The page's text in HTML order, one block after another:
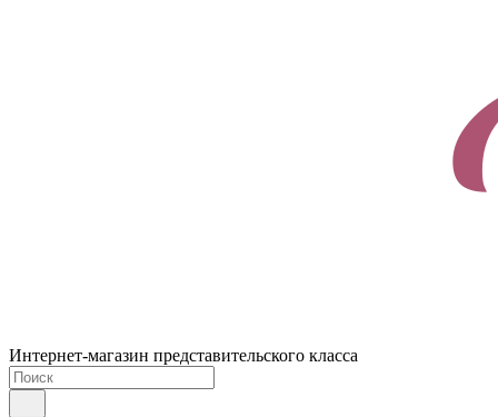
Интернет-магазин представительского класса